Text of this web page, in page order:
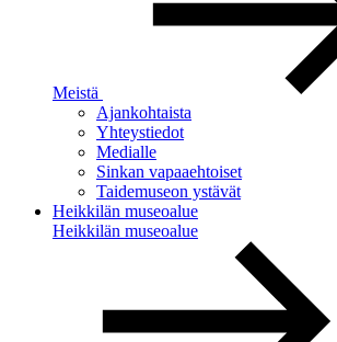
Meistä
Ajankohtaista
Yhteystiedot
Medialle
Sinkan vapaaehtoiset
Taidemuseon ystävät
Heikkilän museoalue
Heikkilän museoalue